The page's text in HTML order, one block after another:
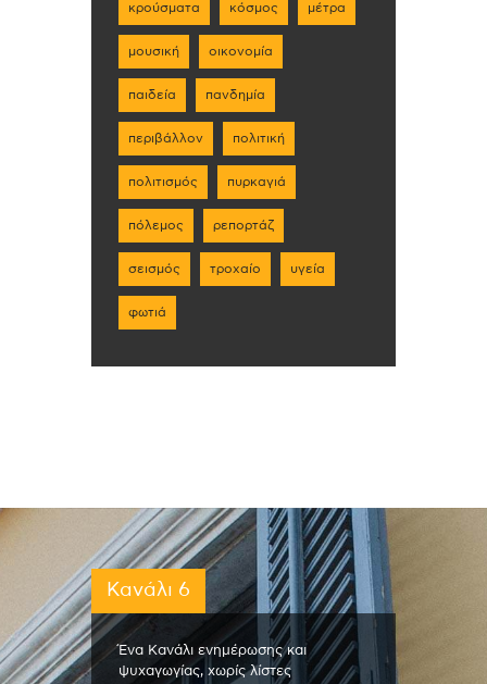
κρούσματα κόσμος μέτρα
μουσική οικονομία
παιδεία πανδημία
περιβάλλον πολιτική
πολιτισμός πυρκαγιά
πόλεμος ρεπορτάζ
σεισμός τροχαίο υγεία
φωτιά
Κανάλι 6
Ένα Κανάλι ενημέρωσης και
ψυχαγωγίας, χωρίς λίστες